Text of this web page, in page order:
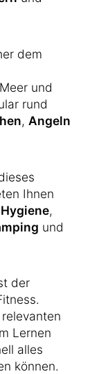
dem
und
rund
, Angeln
Ihnen
Hygiene,
und
der
Lernen
alles
können.